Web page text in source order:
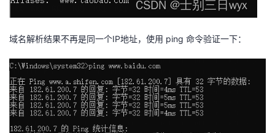
域名解析结果不再是同一个IP地址，使用 ping 命令验证一下：